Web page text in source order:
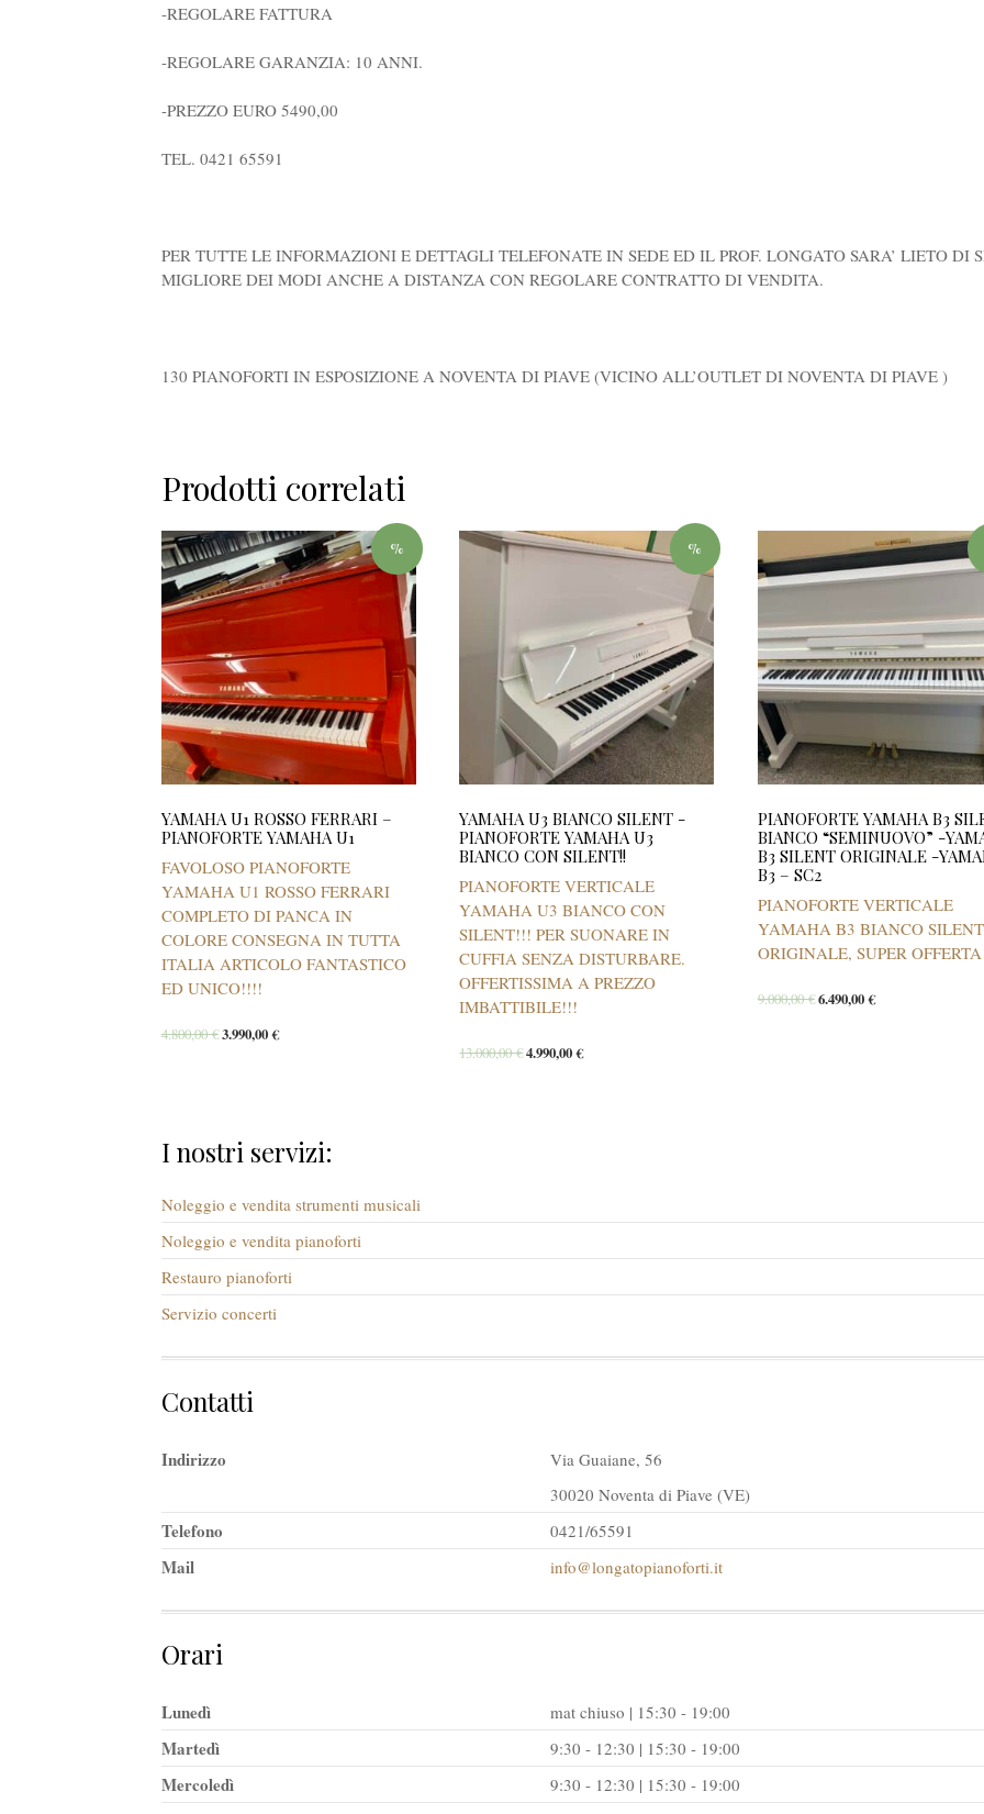
-REGOLARE FATTURA
-REGOLARE GARANZIA: 10 ANNI.
-PREZZO EURO 5490,00
TEL. 0421 65591
PER TUTTE LE INFORMAZIONI E DETTAGLI TELEFONATE IN SEDE ED IL PROF. LONGATO SARA’ LIETO
MIGLIORE DEI MODI ANCHE A DISTANZA CON REGOLARE CONTRATTO DI VENDITA.
130 PIANOFORTI IN ESPOSIZIONE A NOVENTA DI PIAVE (VICINO ALL’OUTLET DI NOVENTA DI PIAVE )
Prodotti correlati
%
YAMAHA U1 ROSSO FERRARI –
PIANOFORTE YAMAHA U1
FAVOLOSO PIANOFORTE
YAMAHA U1 ROSSO FERRARI
COMPLETO DI PANCA IN
COLORE CONSEGNA IN TUTTA
ITALIA ARTICOLO FANTASTICO
ED UNICO!!!!
4.800,00€3.990,00€
%
YAMAHA U3 BIANCO SILENT -
PIANOFORTE YAMAHA U3
BIANCO CON SILENT!!
PIANOFORTE VERTICALE
YAMAHA U3 BIANCO CON
SILENT!!! PER SUONARE IN
CUFFIA SENZA DISTURBARE.
OFFERTISSIMA A PREZZO
IMBATTIBILE!!!
13.000,00€4.990,00€
PIANOFORTE YAMAHA B3
BIANCO “SEMINUOVO” -
B3 SILENT ORIGINALE -
B3 – SC2
PIANOFORTE VERTICALE
YAMAHA B3 BIANCO SILENT
ORIGINALE, SUPER
9.000,00€6.490,00€
I nostri servizi:
Noleggio e vendita strumenti musicali
Noleggio e vendita pianoforti
Restauro pianoforti
Servizio concerti
Contatti
Indirizzo
Via Guaiane, 56
30020 Noventa di Piave (VE)
Telefono 0421/65591
Mail info@longatopianoforti.it
Orari
Lunedì mat chiuso | 15:30 - 19:00
Martedì 9:30 - 12:30 | 15:30 - 19:00
Mercoledì 9:30 - 12:30 | 15:30 - 19:00